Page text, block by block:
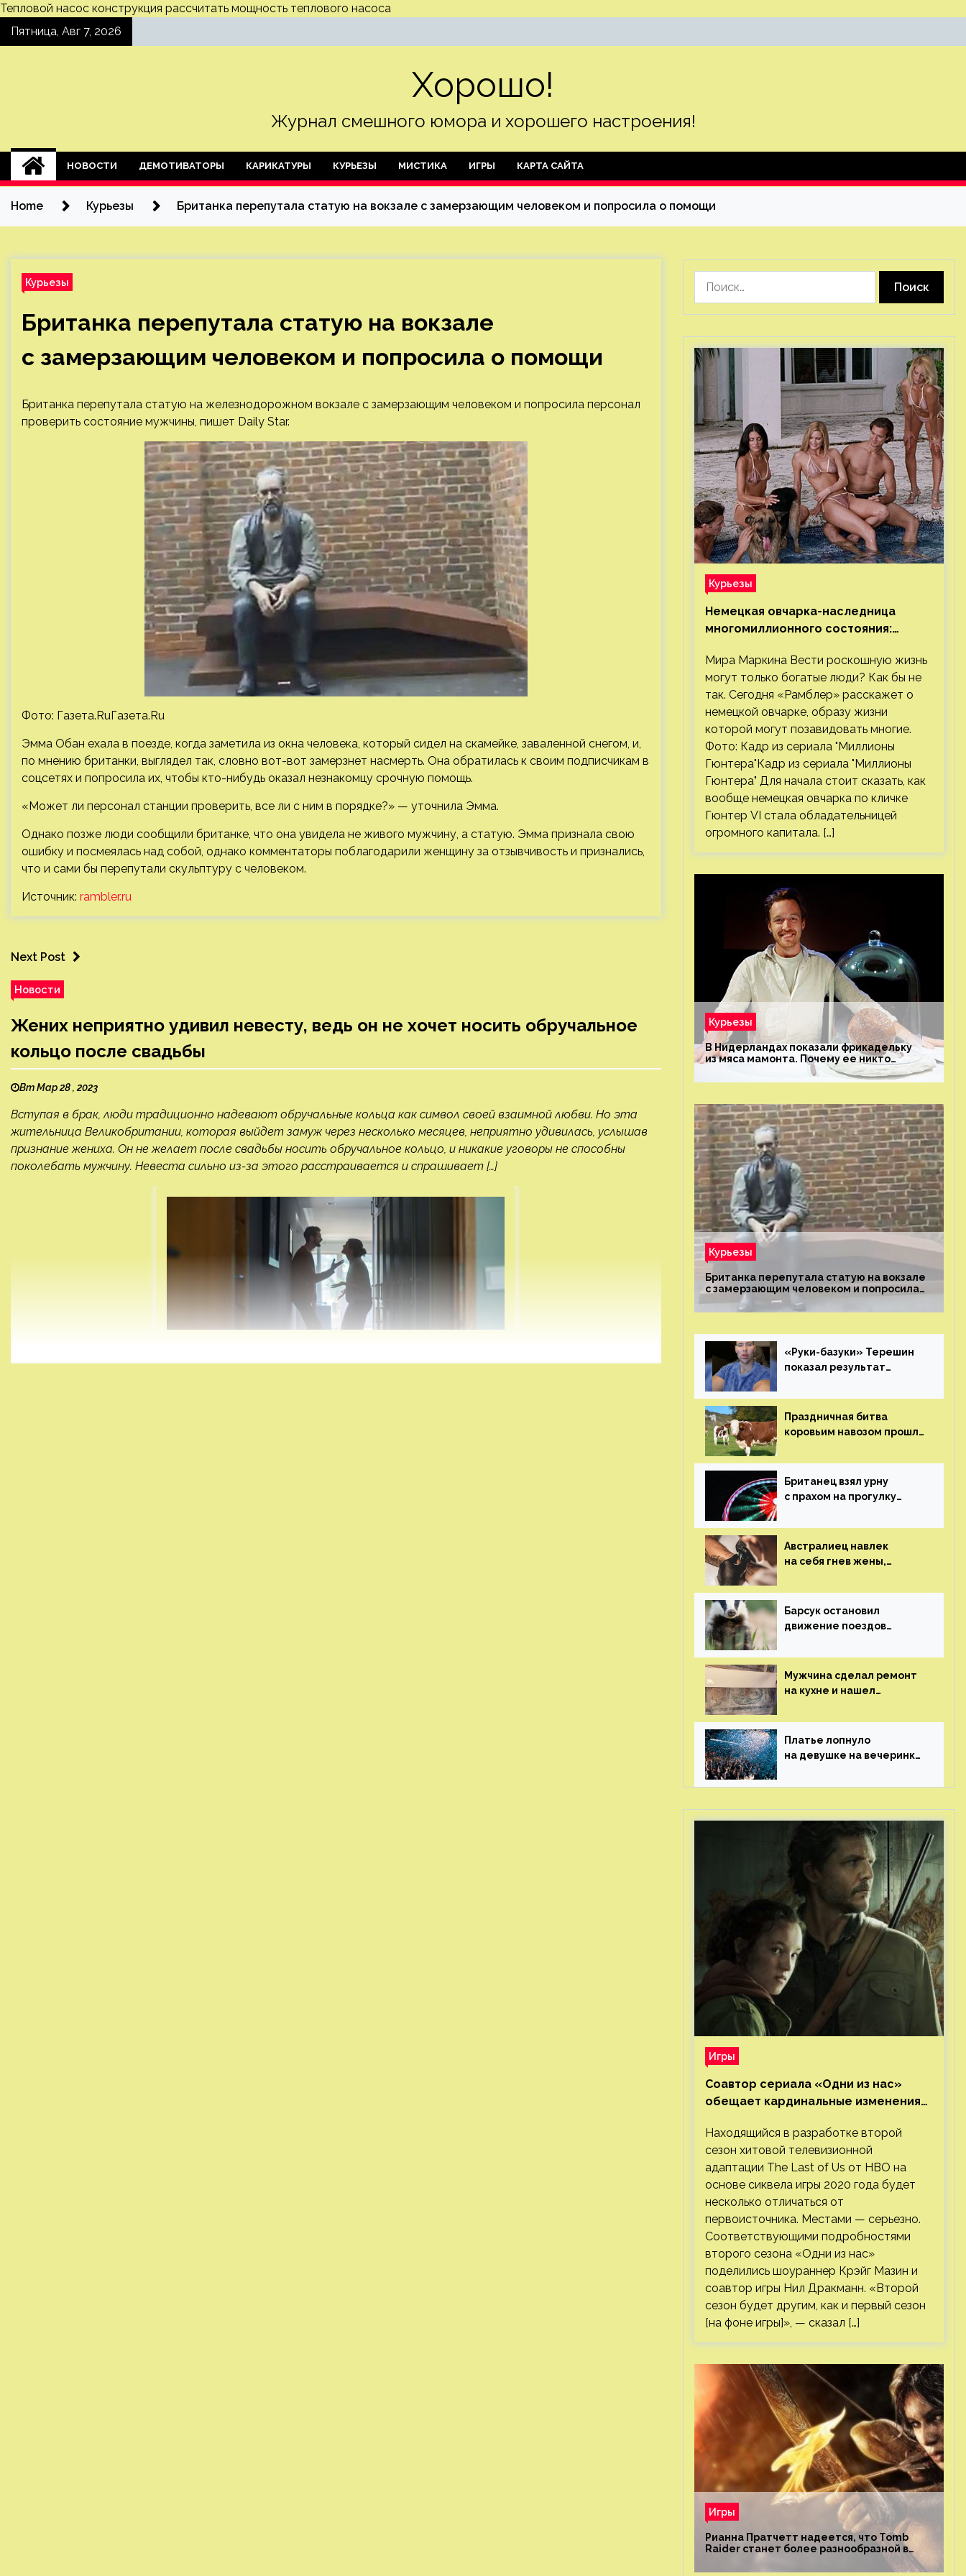
Тепловой насос конструкция рассчитать мощность теплового насоса
SkipПятница, Авг 7, 2026
Хорошо!
Журнал смешного юмора и хорошего настроения!
НОВОСТИ ДЕМОТИВАТОРЫ КАРИКАТУРЫ КУРЬЕЗЫ МИСТИКА ИГРЫ КАРТА САЙТА
Home Курьезы Британка перепутала статую на вокзале с замерзающим человеком и попросила о помощи
Курьезы
Британка перепутала статую на вокзале
с замерзающим человеком и попросила о помощи
Британка перепутала статую на железнодорожном вокзале с замерзающим человеком и попросила персонал
проверить состояние мужчины, пишет Daily Star.
Фото: Газета.RuГазета.Ru
Эмма Обан ехала в поезде, когда заметила из окна человека, который сидел на скамейке, заваленной снегом, и,
по мнению британки, выглядел так, словно вот-вот замерзнет насмерть. Она обратилась к своим подписчикам в
соцсетях и попросила их, чтобы кто-нибудь оказал незнакомцу срочную помощь.
«Может ли персонал станции проверить, все ли с ним в порядке?» — уточнила Эмма.
Однако позже люди сообщили британке, что она увидела не живого мужчину, а статую. Эмма признала свою
ошибку и посмеялась над собой, однако комментаторы поблагодарили женщину за отзывчивость и признались,
что и сами бы перепутали скульптуру с человеком.
Источник: rambler.ru
Next Post
Новости
Жених неприятно удивил невесту, ведь он не хочет носить обручальное
кольцо после свадьбы
Вт Мар 28 , 2023
Вступая в брак, люди традиционно надевают обручальные кольца как символ своей взаимной любви. Но эта
жительница Великобритании, которая выйдет замуж через несколько месяцев, неприятно удивилась, услышав
признание жениха. Он не желает после свадьбы носить обручальное кольцо, и никакие уговоры не способны
поколебать мужчину. Невеста сильно из-за этого расстраивается и спрашивает […]
Курьезы
Немецкая овчарка-наследница
многомиллионного состояния:
Мира Маркина Вести роскошную жизнь
могут только богатые люди? Как бы не
так. Сегодня «Рамблер» расскажет о
немецкой овчарке, образу жизни
которой могут позавидовать многие.
Фото: Кадр из сериала "Миллионы
Гюнтера"Кадр из сериала "Миллионы
Гюнтера" Для начала стоит сказать, как
вообще немецкая овчарка по кличке
Гюнтер VI стала обладательницей
огромного капитала. […]
Курьезы
В Нидерландах показали фрикадельку
из мяса мамонта. Почему ее никто
Курьезы
Британка перепутала статую на вокзале
с замерзающим человеком и попросила
о помощи
«Руки-базуки» Терешин
показал результат
Праздничная битва
коровьим навозом прошла
Британец взял урну
с прахом на прогулку
Австралиец навлек
на себя гнев жены,
с ее неудачной
фотографией
Барсук остановил
движение поездов
Мужчина сделал ремонт
на кухне и нашел
возрастом 400 лет
Платье лопнуло
на девушке на вечеринке
Игры
Соавтор сериала «Одни из нас»
обещает кардинальные изменения
Находящийся в разработке второй
сезон хитовой телевизионной
адаптации The Last of Us от HBO на
основе сиквела игры 2020 года будет
несколько отличаться от
первоисточника. Местами — серьезно.
Соответствующими подробностями
второго сезона «Одни из нас»
поделились шоураннер Крэйг Мазин и
соавтор игры Нил Дракманн. «Второй
сезон будет другим, как и первый сезон
[на фоне игры]», — сказал […]
Игры
Рианна Пратчетт надеется, что Tomb
Raider станет более разнообразной в
плане репрезентации